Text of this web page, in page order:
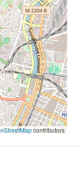
contributors